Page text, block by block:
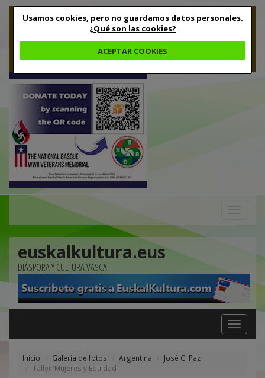
Usamos cookies, pero no guardamos datos personales.
¿Qué son las cookies?
ACEPTAR COOKIES
euskalkultura.eus
DIÁSPORA Y CULTURA VASCA
Toggle
navigation
Inicio Galería de fotos Argentina
José C. Paz
Taller ‘Mujeres y Equidad’